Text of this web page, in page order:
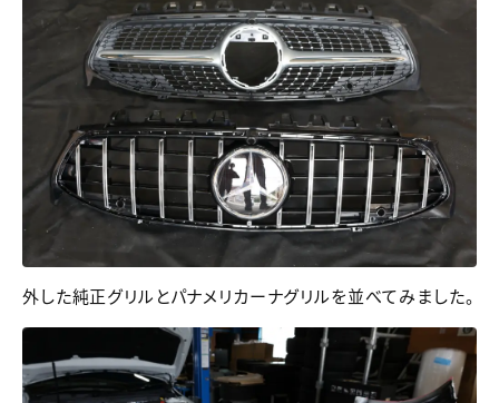
外した純正グリルとパナメリカーナグリルを並べてみました。